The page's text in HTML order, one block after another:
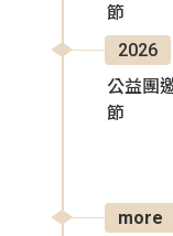
節
2026
公益團
節
more